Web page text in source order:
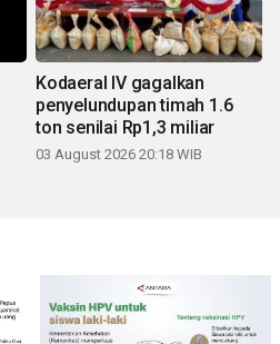
Kodaeral IV gagalkan
penyelundupan timah 1.6
ton senilai Rp1,3 miliar
03 August 2026 20:18 WIB